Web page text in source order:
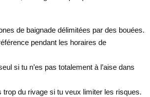
de baignade délimitées par des bouées.
pendant les horaires de
si tu n’es pas totalement à l’aise dans
trop du rivage si tu veux limiter les risques.